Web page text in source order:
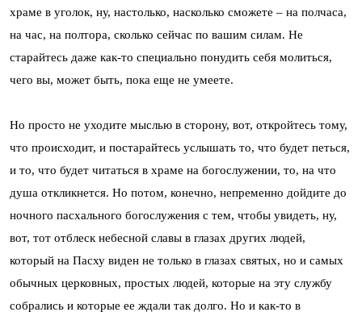
храме в уголок, ну, настолько, насколько сможете – на полчаса,
на час, на полтора, сколько сейчас по вашим силам. Не
старайтесь даже как-то специально понудить себя молиться,
чего вы, может быть, пока еще не умеете.
Но просто не уходите мыслью в сторону, вот, откройтесь тому,
что происходит, и постарайтесь услышать то, что будет петься,
и то, что будет читаться в храме на богослужении, то, на что
душа откликнется. Но потом, конечно, непременно дойдите до
ночного пасхального богослужения с тем, чтобы увидеть, ну,
вот, тот отблеск небесной славы в глазах других людей,
который на Пасху виден не только в глазах святых, но и самых
обычных церковных, простых людей, которые на эту службу
собрались и которые ее ждали так долго. Но и как-то в